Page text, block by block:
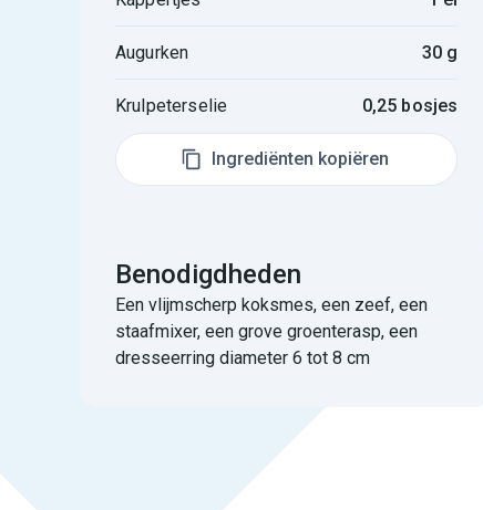
Augurken 30 g
Krulpeterselie 0,25 bosjes
Ingrediënten kopiëren
Benodigdheden
Een vlijmscherp koksmes, een zeef, een
staafmixer, een grove groenterasp, een
dresseerring diameter 6 tot 8 cm